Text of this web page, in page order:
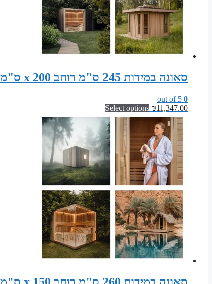
סאונה במידות 245 ס"מ רוחב x 200 ס"מ עומק x 200 ס"מ גובה סט חלקים לבניית סאונה פינית
0
₪11,347.00
Select options